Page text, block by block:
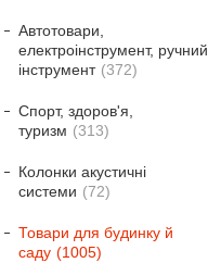
Автотовари,
електроінструмент, ручний
інструмент
372
Спорт, здоров'я,
туризм
313
Колонки акустичні
системи
72
Товари для будинку й
саду
1005